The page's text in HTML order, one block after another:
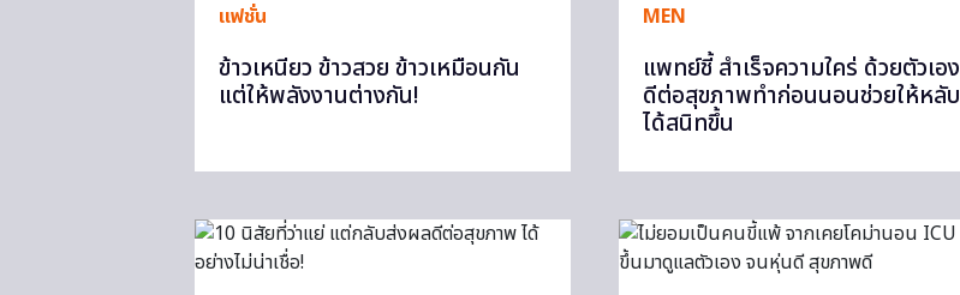
แฟชั่น
ข้าวเหนียว ข้าวสวย ข้าวเหมือนกัน
แต่ให้พลังงานต่างกัน!
MEN
แพทย์ชี้ สำเร็จความใคร่ ด้วยตัวเอง
ดีต่อสุขภาพทำก่อนนอนช่วยให้หลับ
ได้สนิทขึ้น